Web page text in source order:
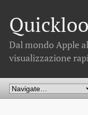
Dal mondo Apple
visualizzazione